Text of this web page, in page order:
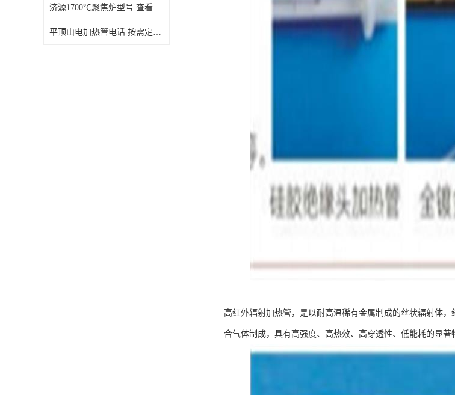
济源1700℃聚焦炉型号 查看详情
平顶山电加热管电话 按需定制 大量现货
高红外辐射加热管，是以耐高温稀有金属制成的丝状辐射体
合气体制成，具有高强度、高热效、高穿透性、低能耗的显著